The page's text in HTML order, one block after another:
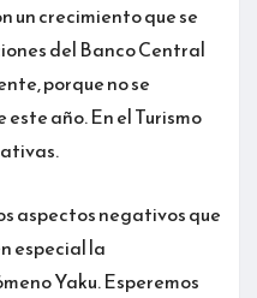
un crecimiento que se
del Banco Central
porque no se
año. En el Turismo
aspectos negativos que
especial la
Yaku. Esperemos